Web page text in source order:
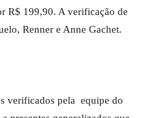
R$ 199,90. A verificação de
Renner e Anne Gachet.
verificados pela equipe do